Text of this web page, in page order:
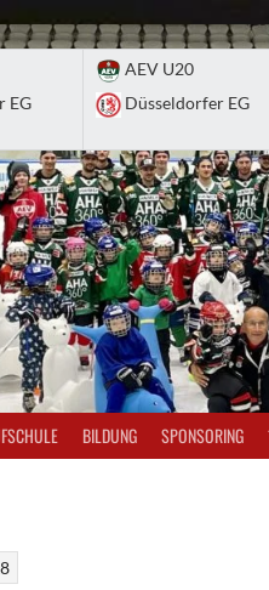
EG
AEV U20
Düsseldorfer EG
BILDUNG SPONSORING